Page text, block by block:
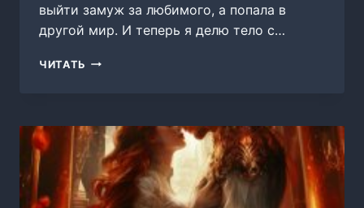
выйти замуж за любимого, а попала в
другой мир. И теперь я делю тело с…
ЧИТАТЬ ДРЯННАЯ
ЗА
ЗЛОДЕЯ